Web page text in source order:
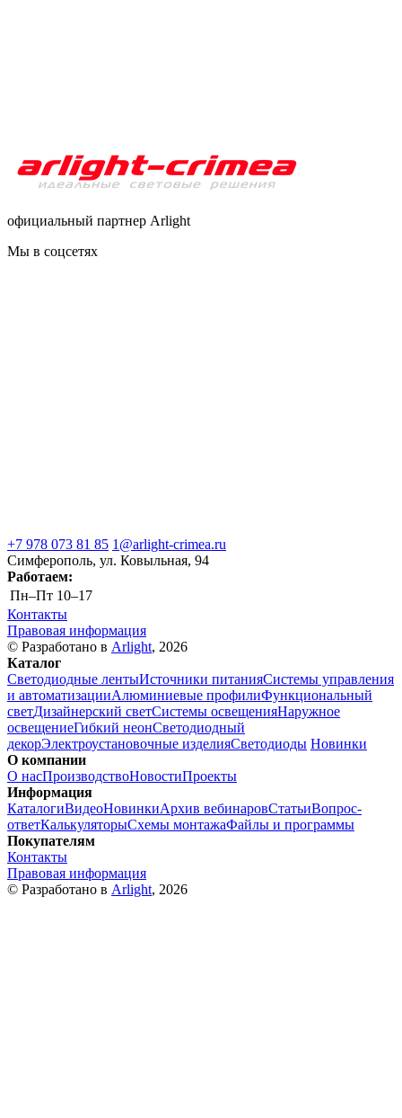
официальный партнер Arlight
Мы в соцсетях
+7 978 073 81 85 1@arlight-crimea.ru
Симферополь, ул. Ковыльная, 94
Работаем:
Пн–Пт 10–17
Контакты
Правовая информация
© Разработано в Arlight, 2026
Каталог
Светодиодные лентыИсточники питанияСистемы управления
и автоматизацииАлюминиевые профилиФункциональный
светДизайнерский светСистемы освещенияНаружное
освещениеГибкий неонСветодиодный
декорЭлектроустановочные изделияСветодиоды Новинки
О компании
О насПроизводствоНовостиПроекты
Информация
КаталогиВидеоНовинкиАрхив вебинаровСтатьиВопрос-
ответКалькуляторыСхемы монтажаФайлы и программы
Покупателям
Контакты
Правовая информация
© Разработано в Arlight, 2026